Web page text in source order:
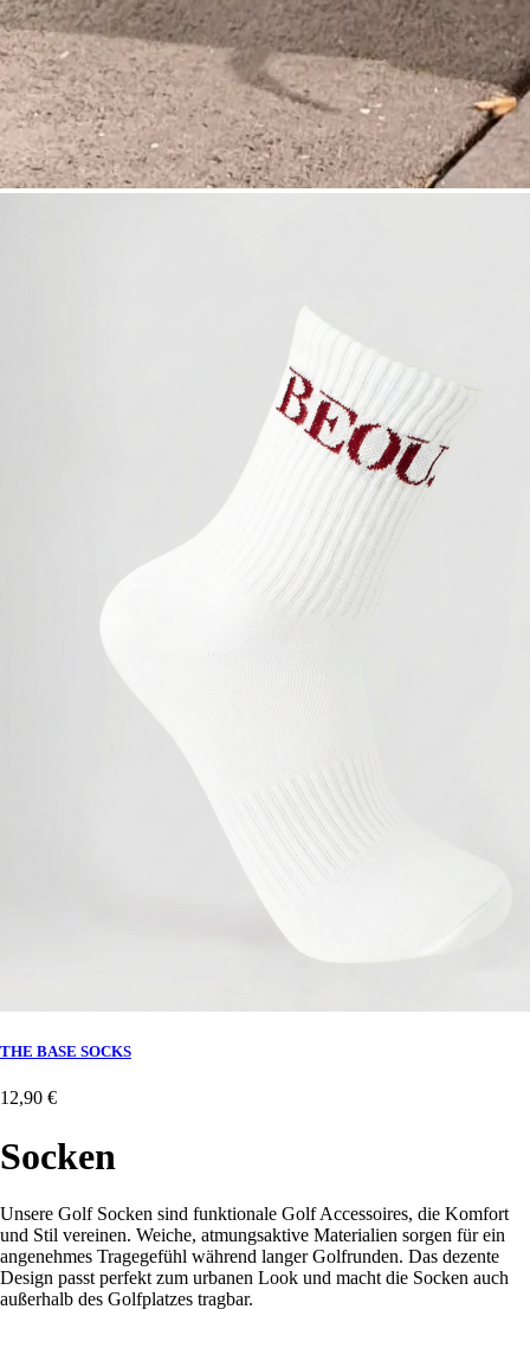
THE BASE SOCKS
12,90 €
Socken
Unsere Golf Socken sind funktionale Golf Accessoires, die Komfort
und Stil vereinen. Weiche, atmungsaktive Materialien sorgen für ein
angenehmes Tragegefühl während langer Golfrunden. Das dezente
Design passt perfekt zum urbanen Look und macht die Socken auch
außerhalb des Golfplatzes tragbar.